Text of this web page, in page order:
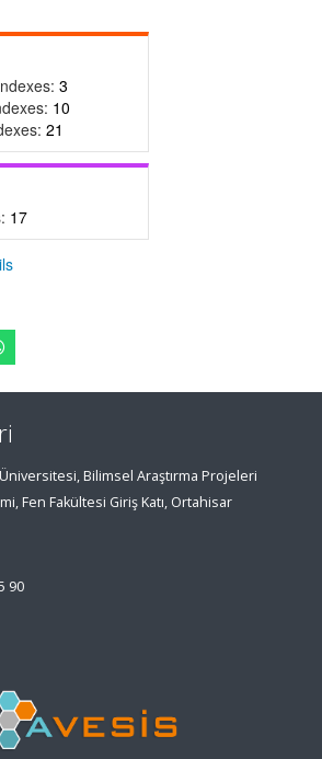
3
10
21
17
Bilimsel Araştırma Projeleri
Fen Fakültesi Giriş Katı, Ortahisar
90